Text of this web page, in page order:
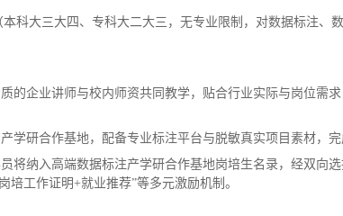
本科大三大四、专科大二大三，无专业限制，对数据标注、
的企业讲师与校内师资共同教学，贴合行业实际与岗位需
学研合作基地，配备专业标注平台与脱敏真实项目素材，完
将纳入高端数据标注产学研合作基地岗培生名录，经双向
培工作证明+就业推荐”等多元激励机制。